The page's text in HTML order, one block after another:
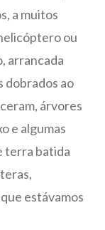
a muitos
ou
arrancada
dobrados ao
árvores
e algumas
terra batida
estávamos